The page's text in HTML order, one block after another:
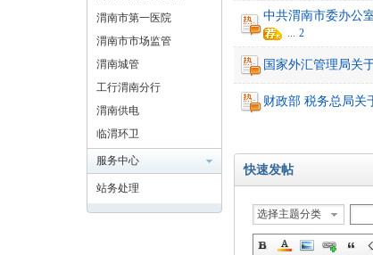
渭南市第一医院
渭南市市场监管
渭南城管
工行渭南分行
渭南供电
临渭环卫
服务中心
站务处理
中共渭南市委办公
... 2
国家外汇管理局关
财政部 税务总局关
快速发帖
选择主题分类